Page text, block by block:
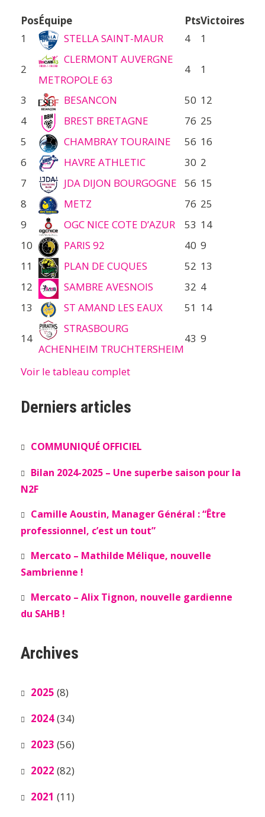
PosÉquipe PtsVictoires
1
STELLA SAINT-MAUR 4 1
2
CLERMONT AUVERGNE
METROPOLE 63
4 1
3 BESANCON 50 12
4
BREST BRETAGNE 76 25
5
CHAMBRAY TOURAINE 56 16
6
HAVRE ATHLETIC 30 2
7
JDA DIJON BOURGOGNE 56 15
8
METZ 76 25
9
OGC NICE COTE D’AZUR 53 14
10
PARIS 92 40 9
11
PLAN DE CUQUES 52 13
12
SAMBRE AVESNOIS 32 4
13
ST AMAND LES EAUX 51 14
14
STRASBOURG
ACHENHEIM TRUCHTERSHEIM
43 9
Voir le tableau complet
Derniers articles
COMMUNIQUÉ OFFICIEL
Bilan 2024-2025 – Une superbe saison pour la
N2F
Camille Aoustin, Manager Général : “Être
professionnel, c’est un tout”
Mercato – Mathilde Mélique, nouvelle
Sambrienne !
Mercato – Alix Tignon, nouvelle gardienne
du SAHB !
Archives
2025 (8)
2024(34)
2023 (56)
2022 (82)
2021 (11)